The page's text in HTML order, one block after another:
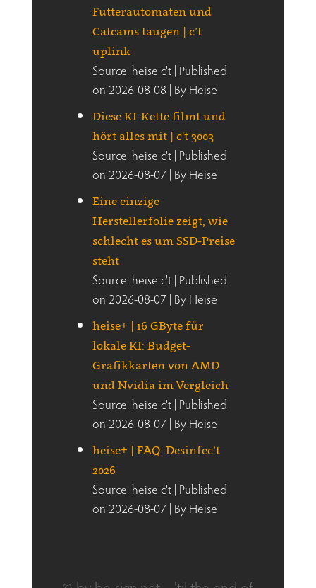
Futterautomaten und
Catcams taugen | c’t
uplink
Source: heise c't Published
on 2026-08-08 By Heise
Diese KI-Kette filmt und
hört alles mit | c't 3003
Source: heise c't Published
on 2026-08-07 By Heise
Eine einzige
Herstellerfolie zeigt, wie
schlecht es um SSD-Preise
steht
Source: heise c't Published
on 2026-08-07 By Heise
heise+ | 16 GByte für
lokale KI: Budget-
Grafikkarten von AMD
und Nvidia im Vergleich
Source: heise c't Published
on 2026-08-07 By Heise
heise+ | FAQ: Desinfec’t
2026
Source: heise c't Published
on 2026-08-07 By Heise